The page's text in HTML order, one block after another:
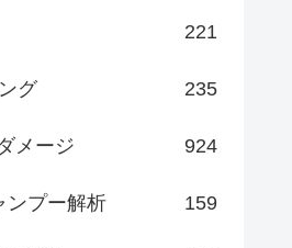
221
グ 235
メージ 924
ンプー解析 159